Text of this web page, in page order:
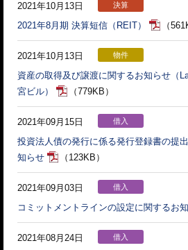
2021年10月13日 決算
2021年8月期 決算短信（REIT） （
2021年10月13日 物件
資産の取得及び譲渡に関するお知らせ（
宮ビル）
（779KB）
2021年09月15日 借入
投資法人債の発行に係る発行登録書の提
知らせ
（123KB）
2021年09月03日 借入
コミットメントラインの設定に関するお
2021年08月24日 借入